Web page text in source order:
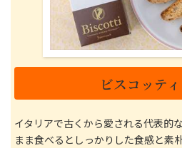
ビスコッテ
イタリアで古くから愛される代表的
まま食べるとしっかりした食感と素